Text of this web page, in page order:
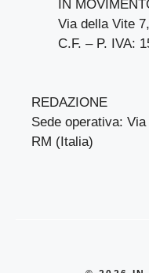
IN
Via della Vite
C.F. – P. IVA:
REDAZIONE
Sede operativa:
RM (Italia)